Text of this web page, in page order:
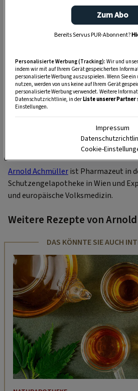
HIER MEHR
Foto: Roland Vorlaufer
Arnold Achmüllerist Pharmazeut in
Schutzengelapotheke in Wien und
und europäische Volksmedizin.
Weitere Rezepte von
DAS KÖNNTE SIE AUCH
Zum Abo
Bereits Servus PUR-Abonnent?
Personalisierte Werbung (Tracking): Wir und
indem wir mit auf Ihrem Gerät gespeicherten
personalisierte Werbung auszuspielen. Wenn Sie
nutzen, werden von uns keine auf Ihrem Gerät
personalisierte Werbung verwendet. Weitere
Datenschutzrichtlinie, in derListe unserer Partner
Einstellungen.
Impressum
Cookie-